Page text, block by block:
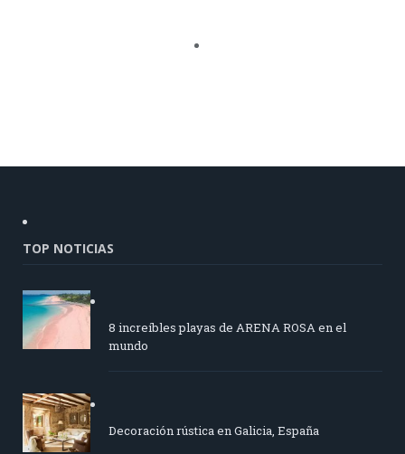
TOP NOTICIAS
8 increíbles playas de ARENA ROSA en el
mundo
Decoración rústica en Galicia, España